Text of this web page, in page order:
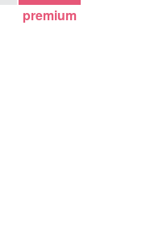
premium